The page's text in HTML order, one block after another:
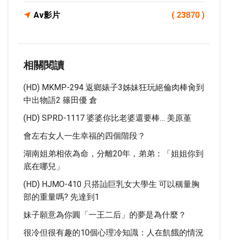
Av影片 ( 23870 )
相關閱讀
(HD) MKMP-294 返鄉婊子3姊妹狂玩絕倫肉棒肏到
中出物語2 篠田優 倉
(HD) SPRD-1117 婆婆你比老婆還要棒… 美原堇
會左右女人一生幸福的四個階段？
湖南姐弟相依為命，分離20年，弟弟：「姐姐你到
底在哪兒」
(HD) HJMO-410 只搭訕巨乳女大學生 可以稱量胸
部的重量嗎? 先達到1
妹子願意為你圓「一王二后」的夢是為什麼？
很冷但很有趣的10個心理冷知識：人在飢餓的情況